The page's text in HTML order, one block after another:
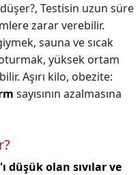
Testisin uzun süre
zarar verebilir.
sauna ve sıcak
yüksek ortam
Aşırı kilo, obezite:
sayısının azalmasına
düşük olan sıvılar ve